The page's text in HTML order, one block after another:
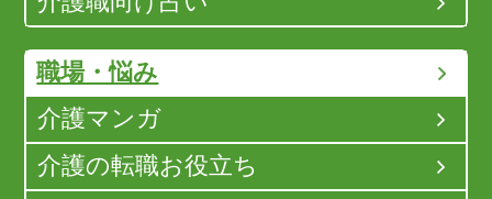
職場・悩み
介護マンガ
介護の転職お役立ち